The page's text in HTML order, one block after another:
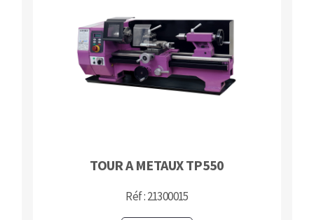
TOUR A METAUX TP550
Réf : 21300015